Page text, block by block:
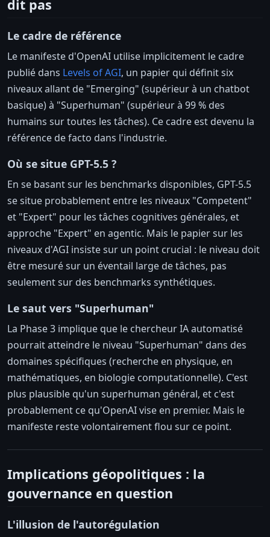
dit pas
Le cadre de référence
Le manifeste d'OpenAI utilise implicitement le cadre
publié dans Levels of AGI, un papier qui définit six
niveaux allant de "Emerging" (supérieur à un chatbot
basique) à "Superhuman" (supérieur à 99 % des
humains sur toutes les tâches). Ce cadre est devenu la
référence de facto dans l'industrie.
Où se situe GPT-5.5 ?
En se basant sur les benchmarks disponibles, GPT-5.5
se situe probablement entre les niveaux "Competent"
et "Expert" pour les tâches cognitives générales, et
approche "Expert" en agentic. Mais le papier sur les
niveaux d'AGI insiste sur un point crucial : le niveau doit
être mesuré sur un éventail large de tâches, pas
seulement sur des benchmarks synthétiques.
Le saut vers "Superhuman"
La Phase 3 implique que le chercheur IA automatisé
pourrait atteindre le niveau "Superhuman" dans des
domaines spécifiques (recherche en physique, en
mathématiques, en biologie computationnelle). C'est
plus plausible qu'un superhuman général, et c'est
probablement ce qu'OpenAI vise en premier. Mais le
manifeste reste volontairement flou sur ce point.
Implications géopolitiques : la
gouvernance en question
L'illusion de l'autorégulation